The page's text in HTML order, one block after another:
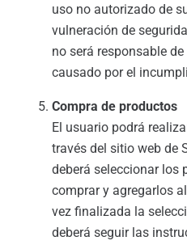
uso no autorizado de
vulneración de
no será responsable
causado por el
Compra de productos
El usuario podrá
través del sitio web de
deberá seleccionar los
comprar y agregarlos
vez finalizada la
deberá seguir las